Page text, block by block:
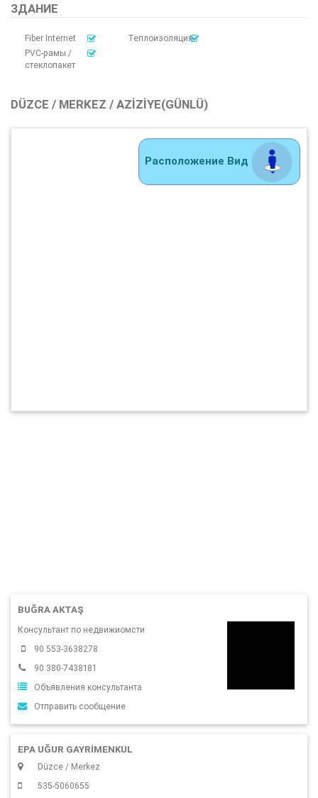
ЗДАНИЕ
Fiber Internet
Теплоизоляция
PVC-рамы /
стеклопакет
DÜZCE / MERKEZ / AZIZIYE(GÜNLÜ)
Расположение Вид
BUĞRA AKTAŞ
Консультант по недвижиомсти
90 553-3638278
90 380-7438181
Объявления консультанта
Отправить сообщение
EPA UĞUR GAYRİMENKUL
Düzce / Merkez
535-5060655